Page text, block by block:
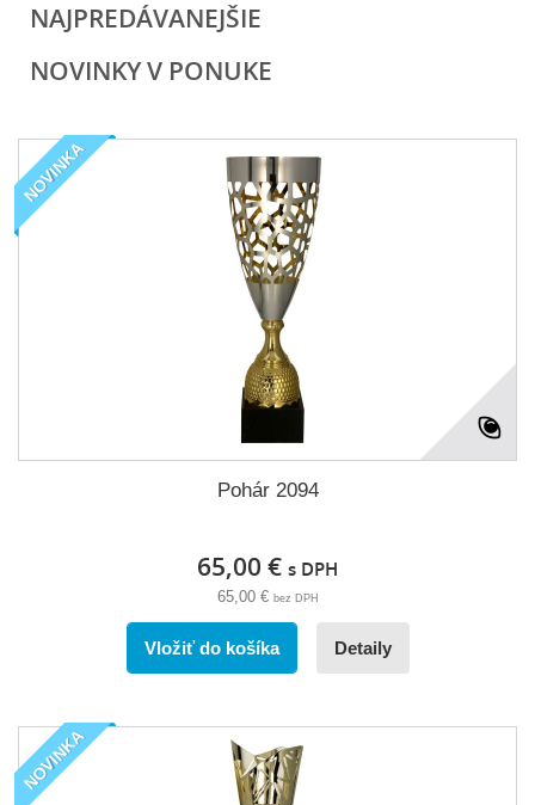
NAJPREDÁVANEJŠIE
NOVINKY V PONUKE
NOVINKA
Pohár 2094
65,00 € s DPH
65,00 € bez DPH
Vložiť do košíka Detaily
NOVINKA